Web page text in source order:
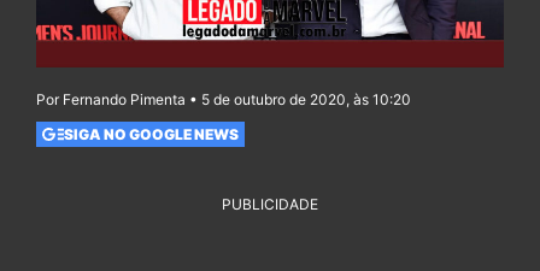
Por Fernando Pimenta • 5 de outubro de 2020, às 10:20
SIGA NO GOOGLE NEWS
PUBLICIDADE